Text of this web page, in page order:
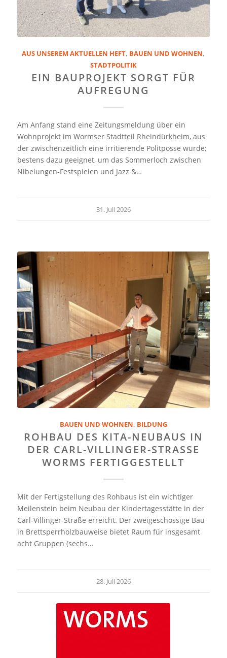
AUS UNSEREM AKTUELLEN HEFT, BAUEN UND WOHNEN,
STADTPOLITIK
EIN BAUPROJEKT SORGT FÜR
AUFREGUNG
Am Anfang stand eine Zeitungsmeldung über ein
Wohnprojekt im Wormser Stadtteil Rheindürkheim, aus
der zwischenzeitlich eine irritierende Politposse wurde;
bestens dazu geeignet, um das Sommerloch zwischen
Nibelungen-Festspielen und Jazz &…
31. Juli 2026
BAUEN UND WOHNEN, BILDUNG
ROHBAU DES KITA-NEUBAUS IN
DER CARL-VILLINGER-STRASSE W
ORMS FERTIGGESTELLT
Mit der Fertigstellung des Rohbaus ist ein wichtiger
Meilenstein beim Neubau der Kindertagesstätte in der
Carl-Villinger-Straße erreicht. Der zweigeschossige Bau
in Brettsperrholzbauweise bietet Raum für insgesamt
acht Gruppen (sechs…
28. Juli 2026